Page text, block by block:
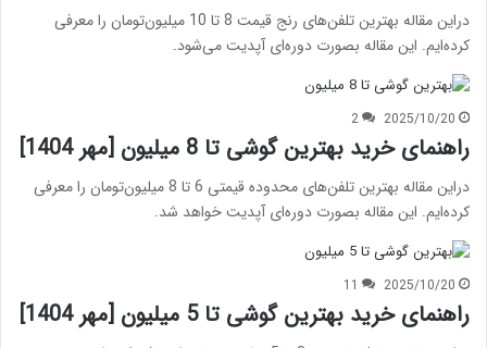
دراین مقاله بهترین تلفن‌های رنج قیمت 8 تا 10 میلیون‌تومان را معرفی
کرده‌ایم. این مقاله بصورت دوره‌ای آپدیت می‌شود.
2025/10/20
2
راهنمای خرید بهترین گوشی تا 8 میلیون [مهر 1404]
دراین مقاله بهترین تلفن‌های محدوده قیمتی 6 تا 8 میلیون‌تومان را معرفی
کرده‌ایم. این مقاله بصورت دوره‌ای آپدیت خواهد شد.
2025/10/20
11
راهنمای خرید بهترین گوشی تا 5 میلیون [مهر 1404]